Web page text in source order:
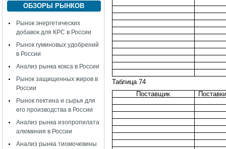
ОБЗОРЫ РЫНКОВ
Рынок энергетических
добавок для КРС в России
Рынок гуминовых удобрений
в России
Анализ рынка кокса в России
Рынок защищенных жиров в
России
Рынок пектина и сырья для
его производства в России
Анализ рынка изопропилата
алюминия в России
Анализ рынка тиомочевины
Таблица 74
Поставщик